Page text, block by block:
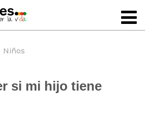
Niños
si mi hijo tiene